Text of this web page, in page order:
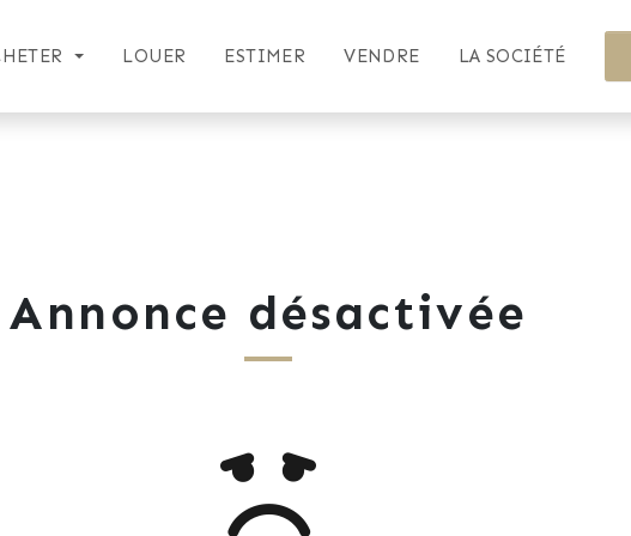
LOUER ESTIMER VENDRE LA SOCIÉTÉ
Annonce désactivée